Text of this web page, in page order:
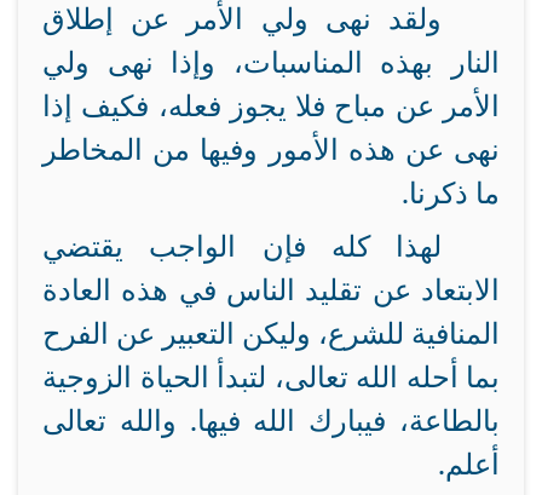
ولقد نهى ولي الأمر عن إطلاق
النار بهذه المناسبات، وإذا نهى ولي
الأمر عن مباح فلا يجوز فعله، فكيف إذا
نهى عن هذه الأمور وفيها من المخاطر
ما ذكرنا.
لهذا كله فإن الواجب يقتضي
الابتعاد عن تقليد الناس في هذه العادة
المنافية للشرع، وليكن التعبير عن الفرح
بما أحله الله تعالى، لتبدأ الحياة الزوجية
بالطاعة، فيبارك الله فيها. والله تعالى
أعلم.